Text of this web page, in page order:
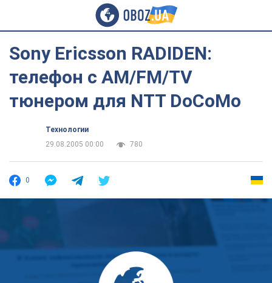
Sony Ericsson RADIDEN:
телефон с AM/FM/TV
тюнером для NTT DoCoMo
Технологии
29.08.2005 00:00
780
0